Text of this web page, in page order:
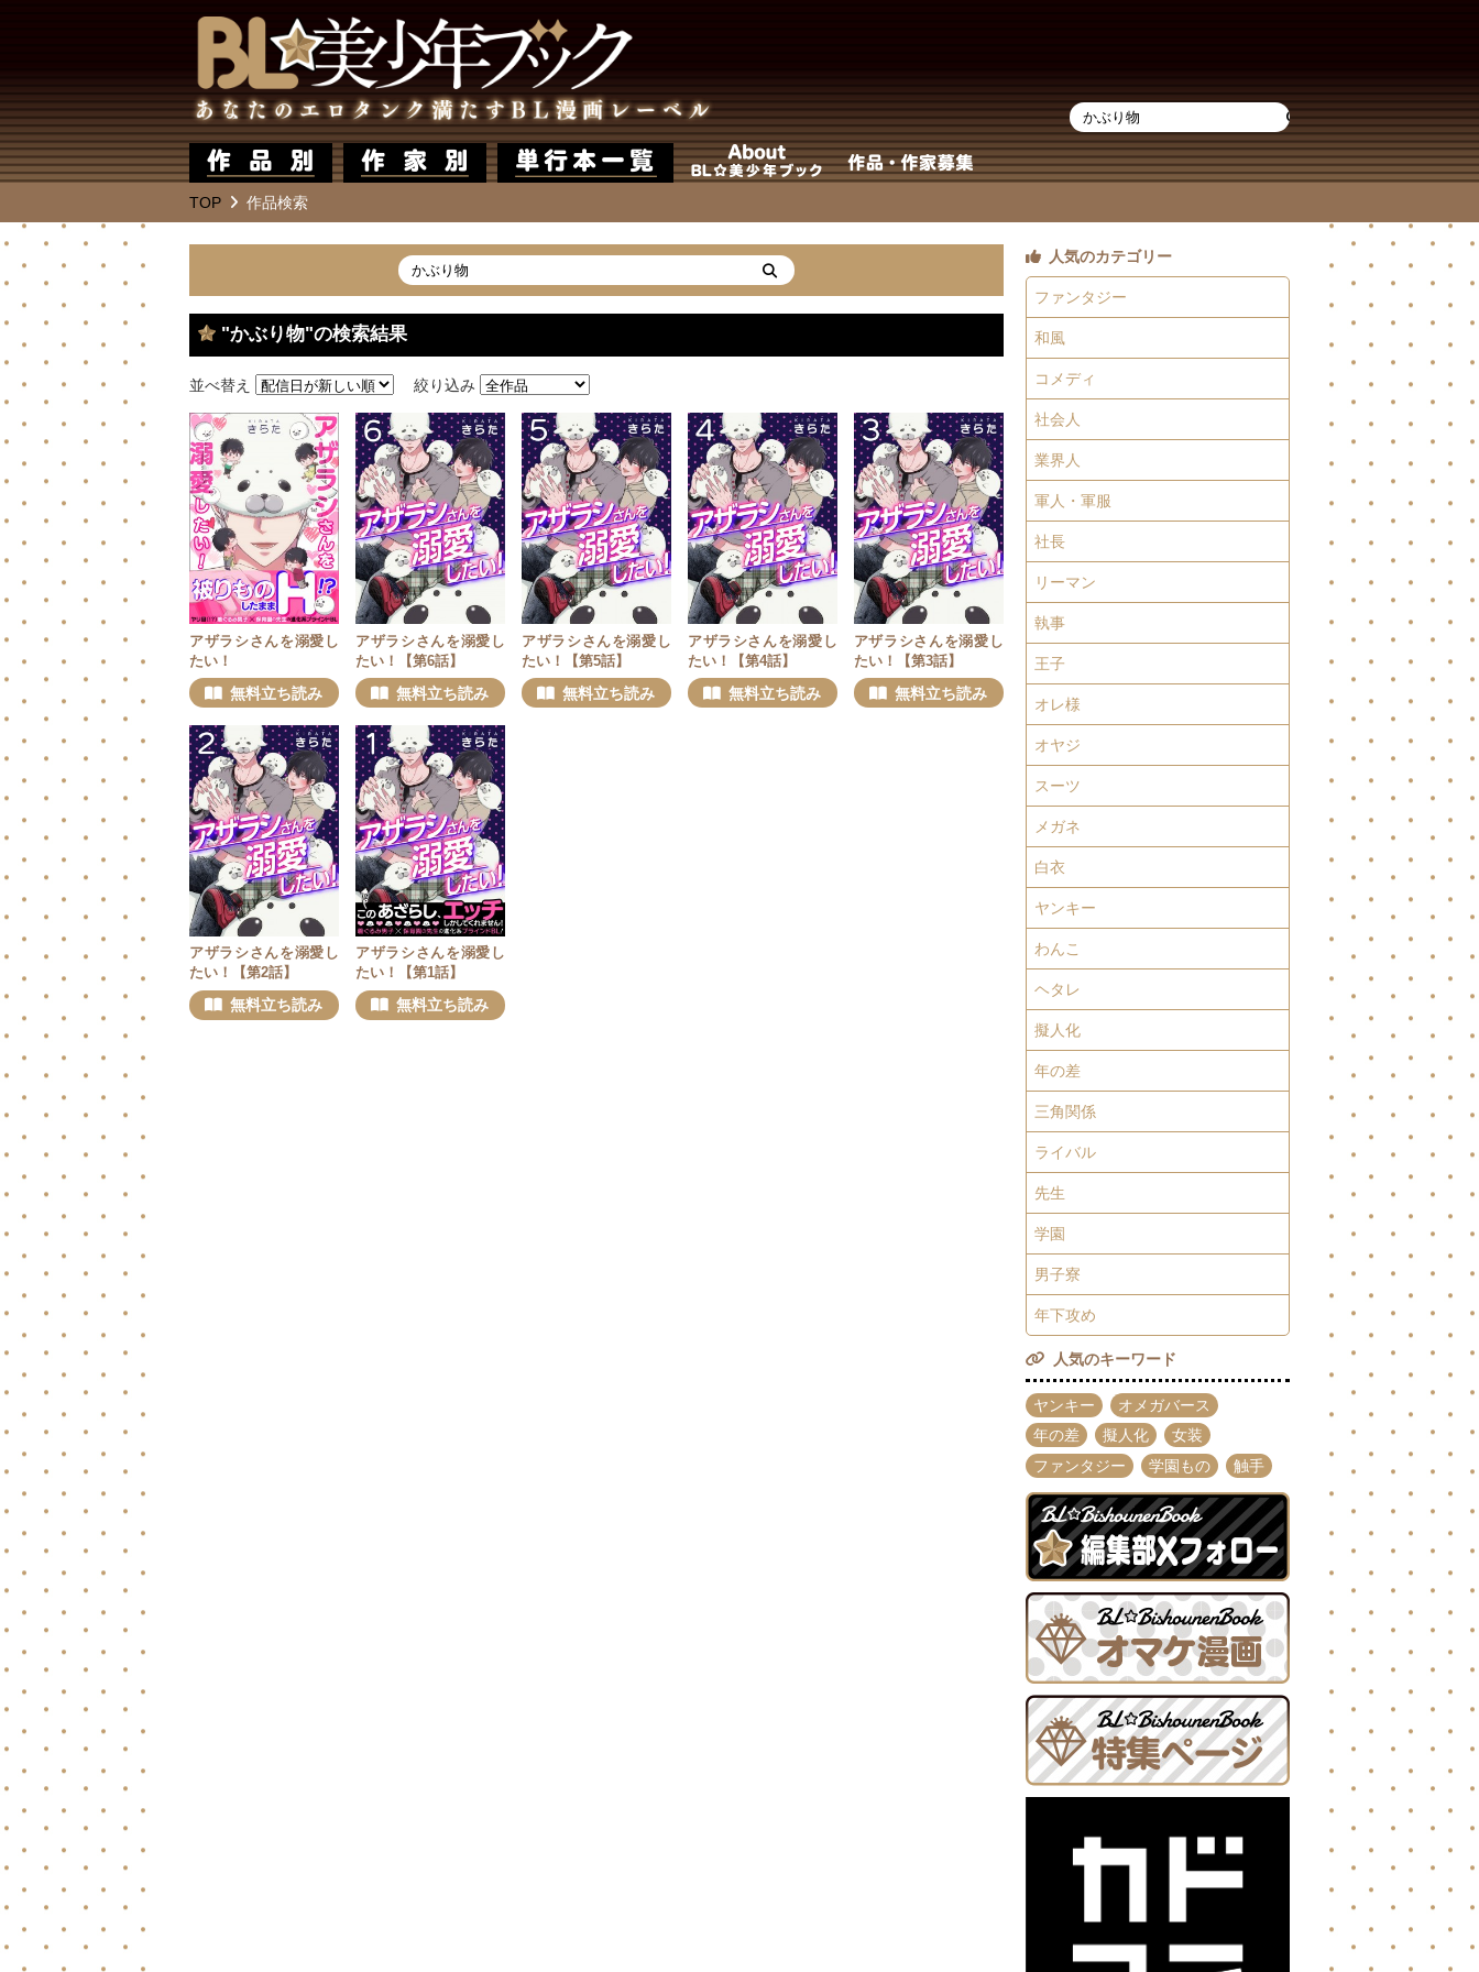
TOP 作品検索
"かぶり物"の検索結果
並べ替え 絞り込み
アザラシさんを溺愛し
たい！
無料立ち読み
アザラシさんを溺愛し
たい！【第6話】
無料立ち読み
アザラシさんを溺愛し
たい！【第5話】
無料立ち読み
アザラシさんを溺愛し
たい！【第4話】
無料立ち読み
アザラシさんを溺愛し
たい！【第3話】
無料立ち読み
アザラシさんを溺愛し
たい！【第2話】
無料立ち読み
アザラシさんを溺愛し
たい！【第1話】
無料立ち読み
人気のカテゴリー
ファンタジー
和風
コメディ
社会人
業界人
軍人・軍服
社長
リーマン
執事
王子
オレ様
オヤジ
スーツ
メガネ
白衣
ヤンキー
わんこ
ヘタレ
擬人化
年の差
三角関係
ライバル
先生
学園
男子寮
年下攻め
人気のキーワード
ヤンキー
オメガバース
年の差
擬人化
女装
ファンタジー
学園もの 触手